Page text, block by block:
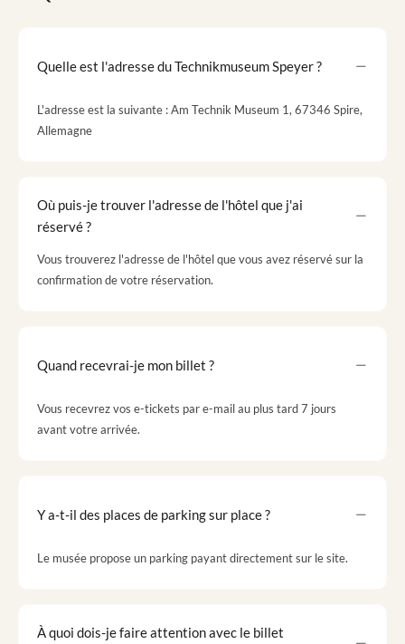
Quelle est l'adresse du Technikmuseum Speyer ?
L'adresse est la suivante : Am Technik Museum 1, 67346 Spire,
Allemagne
Où puis-je trouver l'adresse de l'hôtel que j'ai
réservé ?
Vous trouverez l'adresse de l'hôtel que vous avez réservé sur la
confirmation de votre réservation.
Quand recevrai-je mon billet ?
Vous recevrez vos e-tickets par e-mail au plus tard 7 jours
avant votre arrivée.
Y a-t-il des places de parking sur place ?
Le musée propose un parking payant directement sur le site.
À quoi dois-je faire attention avec le billet